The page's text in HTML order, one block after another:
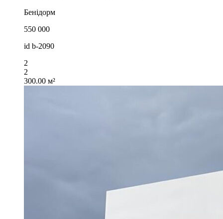
Бенідорм
550 000
id b-2090
2
2
300.00 м²